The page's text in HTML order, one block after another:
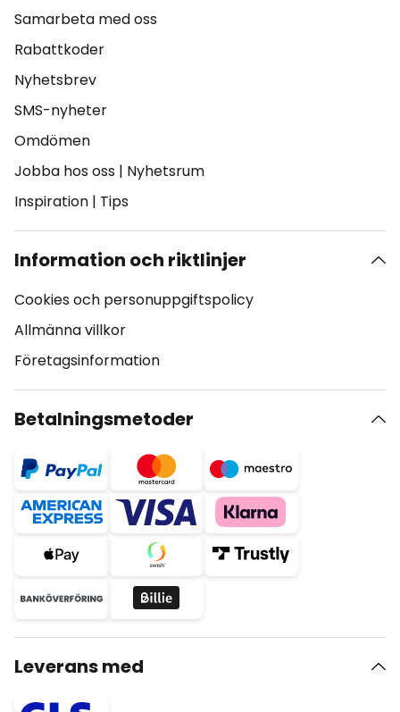
Samarbeta med oss
Rabattkoder
Nyhetsbrev
SMS-nyheter
Omdömen
Jobba hos oss | Nyhetsrum
Inspiration | Tips
Information och riktlinjer
Cookies och personuppgiftspolicy
Allmänna villkor
Företagsinformation
Betalningsmetoder
Leverans med